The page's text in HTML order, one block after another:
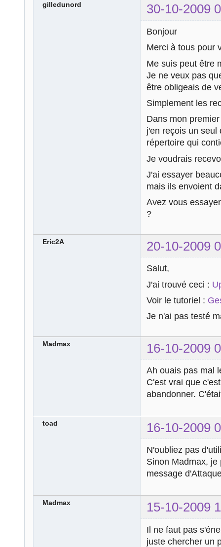
gilledunord 30-10-2009
Bonjour
Merci à tous pour
Me suis peut être
Je ne veux pas
être obligeais de
Simplement les
Dans mon
j'en reçois un seul
répertoire qui
Je voudrais
J'ai essayer
mais ils envoient
Avez vous
?
Eric2A 20-10-2009
Salut,
J'ai trouvé ceci :
Voir le tutoriel :
Je n'ai pas testé
Madmax 16-10-2009
Ah ouais pas mal
C'est vrai que
abandonner.
toad 16-10-2009
N'oubliez pas
Sinon Madmax,
message
Madmax 15-10-2009
Il ne faut pas
juste chercher un